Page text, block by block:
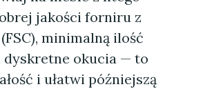
jakości forniru z
minimalną ilość
dyskretne okucia — to
i ułatwi późniejszą